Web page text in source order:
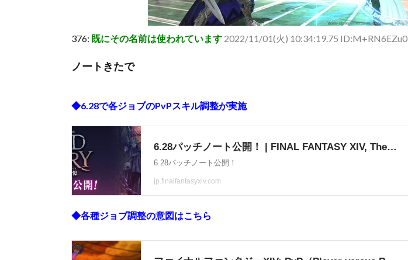
376: 既にその名前は使われています 2022/11/01(火) 10:34:19.75 ID:M+RN6EZu0
ノートきたで
◆6.28で各ジョブのPvPスキル調整が実施
◆各種ジョブ調整の意図はこちら